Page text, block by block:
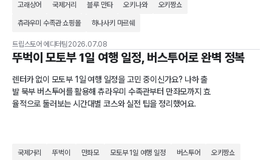
고래상어 국제거리 블루 만타 오키나와 오키짱쇼
츄라우미 수족관 쇼핑몰 하나사키 마르쉐
트립스토어 에디터팀 2026.07.08
뚜벅이 모토부 1일 여행 일정, 버스투어로 완벽 정복
렌터카 없이 모토부 1일 여행 일정을 고민 중이신가요? 나하 출
발 북부 버스투어를 활용해 츄라우미 수족관부터 만좌모까지 효
율적으로 둘러보는 시간대별 코스와 실전 팁을 정리했어요.
국제거리 뚜벅이 만좌모 모토부 1일 여행 일정 버스투어 오키짱쇼